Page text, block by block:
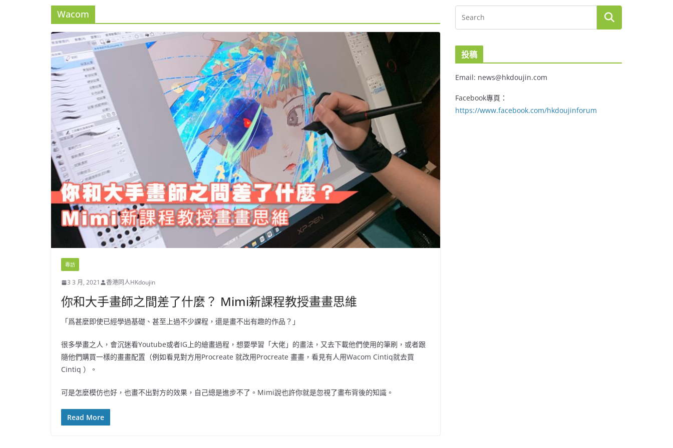
Wacom
專訪
3 3 月, 2021 香港同人HKdoujin
你和大手畫師之間差了什麼？ Mimi新課程教授畫畫思維
「爲甚麼即使已經學過基礎、甚至上過不少課程，還是畫不出有趣的作品？」
很多學畫之人，會沉迷看Youtube或者IG上的繪畫過程，想要學習「大佬」的畫法，又去下載他們使用的筆刷，或者跟
隨他們購買一樣的畫畫配置（例如看見對方用Procreate 就改用Procreate 畫畫，看見有人用Wacom Cintiq就去買
Cintiq ）。
可是怎麼模仿也好，也畫不出對方的效果，自己總是進步不了。Mimi說也許你就是忽視了畫布背後的知識。
Read More
投稿
Email: news@hkdoujin.com
Facebook專頁：
https://www.facebook.com/hkdoujinforum